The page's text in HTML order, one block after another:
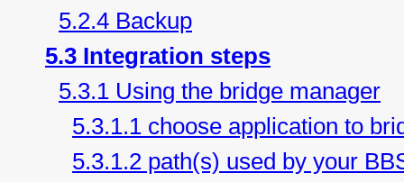
5.2.4 Backup
5.3 Integration steps
5.3.1 Using the bridge manager
5.3.1.1 choose application to
5.3.1.2 path(s) used by your